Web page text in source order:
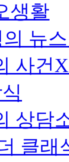
생활
뉴
사건
상담
클래